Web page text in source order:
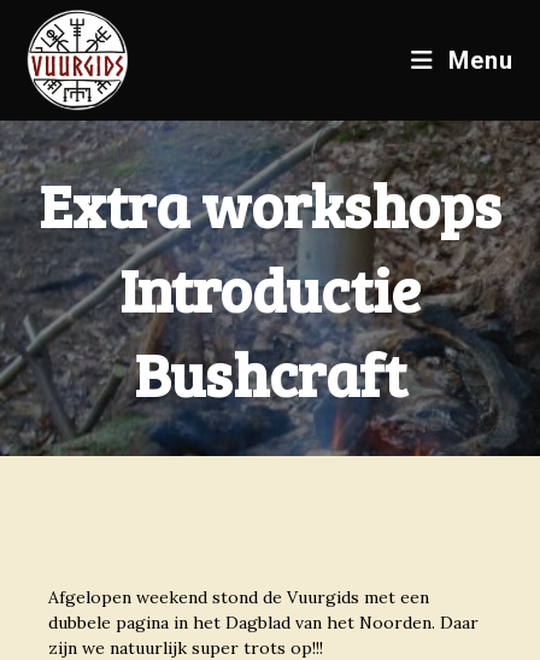
Menu
Extra workshops
Introductie
Bushcraft
Afgelopen weekend stond de Vuurgids met een
dubbele pagina in het Dagblad van het Noorden. Daar
zijn we natuurlijk super trots op!!!